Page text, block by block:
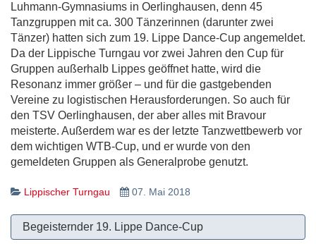
Luhmann-Gymnasiums in Oerlinghausen, denn 45
Tanzgruppen mit ca. 300 Tänzerinnen (darunter zwei
Tänzer) hatten sich zum 19. Lippe Dance-Cup angemeldet.
Da der Lippische Turngau vor zwei Jahren den Cup für
Gruppen außerhalb Lippes geöffnet hatte, wird die
Resonanz immer größer – und für die gastgebenden
Vereine zu logistischen Herausforderungen. So auch für
den TSV Oerlinghausen, der aber alles mit Bravour
meisterte. Außerdem war es der letzte Tanzwettbewerb vor
dem wichtigen WTB-Cup, und er wurde von den
gemeldeten Gruppen als Generalprobe genutzt.
Lippischer Turngau 07. Mai 2018
Begeisternder 19. Lippe Dance-Cup